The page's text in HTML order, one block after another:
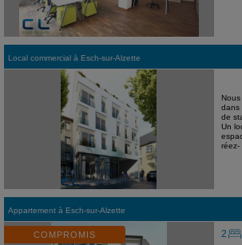
Local commercial à Esch-sur-Alzette
dans
de
Un
réez-
Appartement à Esch-sur-Alzette
COMPROMIS 2